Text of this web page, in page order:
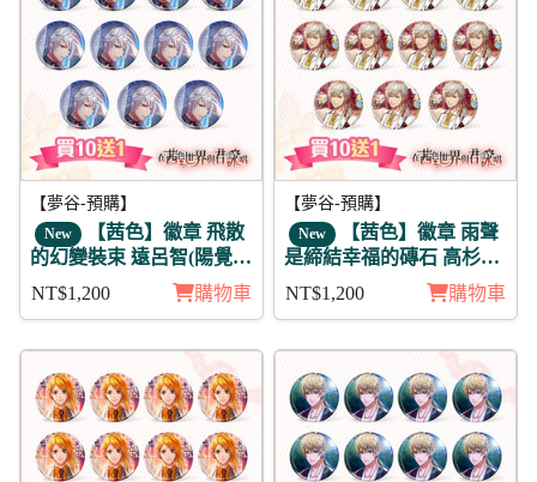
【夢谷-預購】
New 【茜色】徽章 飛散
的幻變裝束 遠呂智(陽覺)
11入
NT$1,200 購物車
【夢谷-預購】
New 【茜色】徽章 雨聲
是締結幸福的磚石 高杉晉
作 11入
NT$1,200 購物車